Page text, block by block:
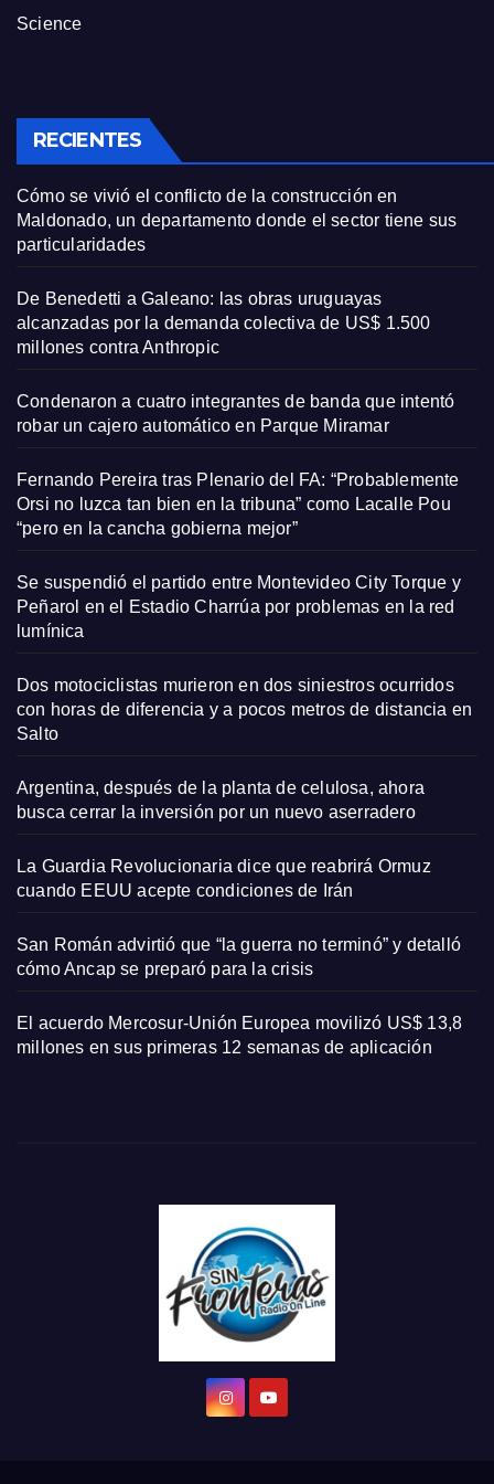
Science
RECIENTES
Cómo se vivió el conflicto de la construcción en
Maldonado, un departamento donde el sector tiene sus
particularidades
De Benedetti a Galeano: las obras uruguayas
alcanzadas por la demanda colectiva de US$ 1.500
millones contra Anthropic
Condenaron a cuatro integrantes de banda que intentó
robar un cajero automático en Parque Miramar
Fernando Pereira tras Plenario del FA: “Probablemente
Orsi no luzca tan bien en la tribuna” como Lacalle Pou
“pero en la cancha gobierna mejor”
Se suspendió el partido entre Montevideo City Torque y
Peñarol en el Estadio Charrúa por problemas en la red
lumínica
Dos motociclistas murieron en dos siniestros ocurridos
con horas de diferencia y a pocos metros de distancia en
Salto
Argentina, después de la planta de celulosa, ahora
busca cerrar la inversión por un nuevo aserradero
La Guardia Revolucionaria dice que reabrirá Ormuz
cuando EEUU acepte condiciones de Irán
San Román advirtió que “la guerra no terminó” y detalló
cómo Ancap se preparó para la crisis
El acuerdo Mercosur-Unión Europea movilizó US$ 13,8
millones en sus primeras 12 semanas de aplicación